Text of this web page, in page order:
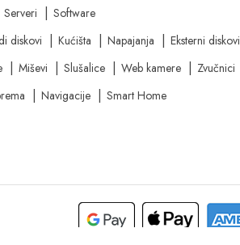
Serveri
Software
diskovi Kućišta Napajanja Eksterni diskovi
Miševi Slušalice Web kamere
Zvučnici
Navigacije
Smart Home